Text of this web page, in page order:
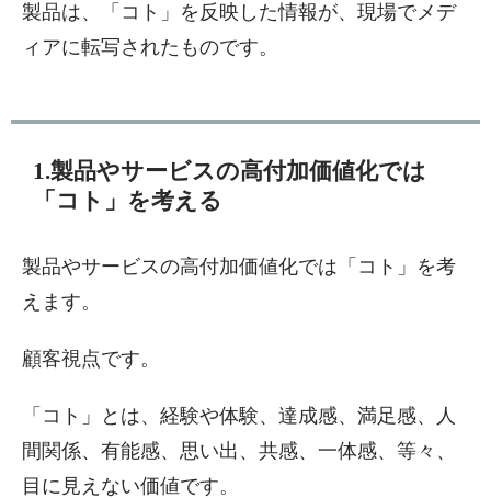
製品は、「コト」を反映した情報が、現場でメデ
ィアに転写されたものです。
1.製品やサービスの高付加価値化では
「コト」を考える
製品やサービスの高付加価値化では「コト」を考
えます。
顧客視点です。
「コト」とは、経験や体験、達成感、満足感、人
間関係、有能感、思い出、共感、一体感、等々、
目に見えない価値です。